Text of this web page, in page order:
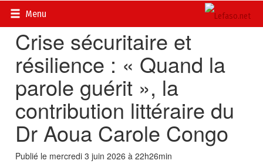
Menu
Accueil>
Crise sécuritaire et
résilience : « Quand la
parole guérit », la
contribution littéraire du
Dr Aoua Carole Congo
Publié le mercredi 3 juin 2026 à 22h26min